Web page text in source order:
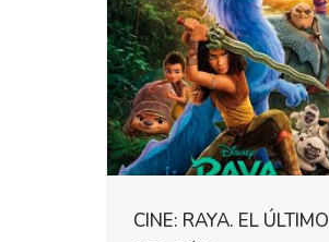
CINE: RAYA. EL ÚLTIMO